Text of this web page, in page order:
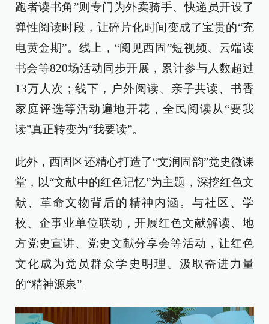
跑者读书角”则专门为外卖骑手、快递员开设了
弹性阅读时段，让碎片化时间变成了宝贵的“充
电黄金期”。线上，“阅见西固”短视频、云端读
书会等820场活动同步开展，累计参与人数超过
13万人次；线下，户外阅读、亲子共读、书香
家庭评选等活动遍地开花，全民阅读从“要我
读”真正转变为“我要读”。
此外，西固区还精心打造了“文润固韵”党史微课
堂，以“文献中的红色记忆”为主题，深挖红色文
献、革命文物背后的精神内涵。与社区、学
校、企事业单位联动，开展红色文献解读、地
方党史宣讲、党史文献分享会等活动，让红色
文化成为党员群众学史明理、汲取奋进力量
的“精神源泉”。